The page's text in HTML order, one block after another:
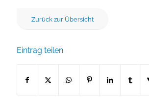
Zurück zur Übersicht
Eintrag teilen